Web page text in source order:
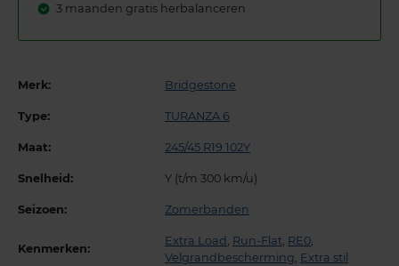
3 maanden gratis herbalanceren
Merk: Bridgestone
Type: TURANZA 6
Maat: 245/45 R19 102Y
Snelheid: Y (t/m 300 km/u)
Seizoen: Zomerbanden
Kenmerken:
Extra Load , Run-Flat, RE0,
Velgrandbescherming, Extra stil